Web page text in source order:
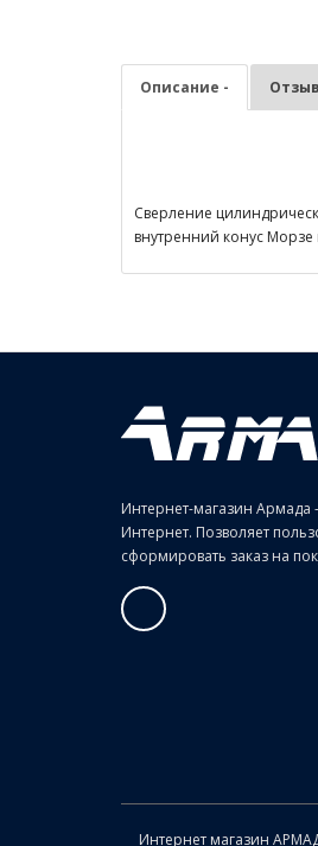
Описание -
Сверление
внутренний конус
Интернет-магазин Армада
Интернет. Позволяет
сформировать заказ на
Интернет магазин